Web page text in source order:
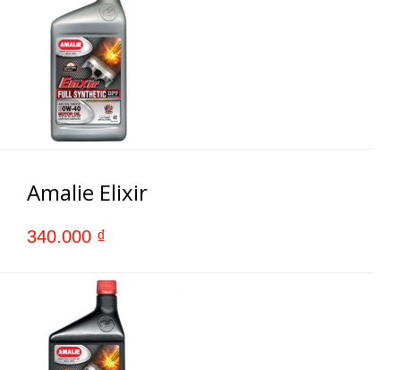
Amalie Elixir
340.000 ₫